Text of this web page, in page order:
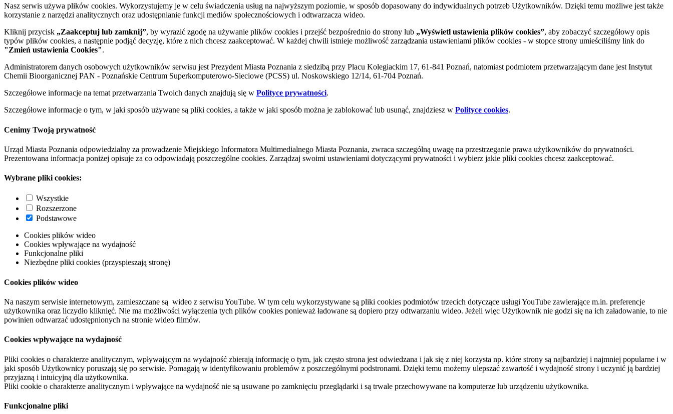
Nasz serwis używa plików cookies. Wykorzystujemy je w celu świadczenia usług na najwyższym poziomie, w sposób dopasowany do indywidualnych potrzeb Użytkowników. Dzięki temu możliwe jest także
korzystanie z narzędzi analitycznych oraz udostępnianie funkcji mediów społecznościowych i odtwarzacza wideo.
Kliknij przycisk „Zaakceptuj lub zamknij”, by wyrazić zgodę na używanie plików cookies i przejść bezpośrednio do strony lub „Wyświetl ustawienia plików cookies”, aby zobaczyć szczegółowy opis
typów plików cookies, a następnie podjąć decyzję, które z nich chcesz zaakceptować. W każdej chwili istnieje możliwość zarządzania ustawieniami plików cookies - w stopce strony umieściliśmy link do
"Zmień ustawienia Cookies".
Administratorem danych osobowych użytkowników serwisu jest Prezydent Miasta Poznania z siedzibą przy Placu Kolegiackim 17, 61-841 Poznań, natomiast podmiotem przetwarzającym dane jest Instytut
Chemii Bioorganicznej PAN - Poznańskie Centrum Superkomputerowo-Sieciowe (PCSS) ul. Noskowskiego 12/14, 61-704 Poznań.
Szczegółowe informacje na temat przetwarzania Twoich danych znajdują się w Polityce prywatności.
Szczegółowe informacje o tym, w jaki sposób używane są pliki cookies, a także w jaki sposób można je zablokować lub usunąć, znajdziesz w Polityce cookies.
Cenimy Twoją prywatność
Urząd Miasta Poznania odpowiedzialny za prowadzenie Miejskiego Informatora Multimedialnego Miasta Poznania, zwraca szczególną uwagę na przestrzeganie prawa użytkowników do prywatności.
Prezentowana informacja poniżej opisuje za co odpowiadają poszczególne cookies. Zarządzaj swoimi ustawieniami dotyczącymi prywatności i wybierz jakie pliki cookies chcesz zaakceptować.
Wybrane pliki cookies:
Wszystkie
Rozszerzone
Podstawowe
Cookies plików wideo
Cookies wpływające na wydajność
Funkcjonalne pliki
Niezbędne pliki cookies (przyspieszają stronę)
Cookies plików wideo
Na naszym serwisie internetowym, zamieszczane są wideo z serwisu YouTube. W tym celu wykorzystywane są pliki cookies podmiotów trzecich dotyczące usługi YouTube zawierające m.in. preferencje
użytkownika oraz liczydło kliknięć. Nie ma możliwości wyłączenia tych plików cookies ponieważ ładowane są dopiero przy odtwarzaniu wideo. Jeżeli więc Użytkownik nie godzi się na ich załadowanie, to nie
powinien odtwarzać udostępnionych na stronie wideo filmów.
Cookies wpływające na wydajność
Pliki cookies o charakterze analitycznym, wpływającym na wydajność zbierają informację o tym, jak często strona jest odwiedzana i jak się z niej korzysta np. które strony są najbardziej i najmniej popularne i w
jaki sposób Użytkownicy poruszają się po serwisie. Pomagają w identyfikowaniu problemów z poszczególnymi podstronami. Dzięki temu możemy ulepszać zawartość i wydajność strony i uczynić ją bardziej
przyjazną i intuicyjną dla użytkownika.
Pliki cookie o charakterze analitycznym i wpływające na wydajność nie są usuwane po zamknięciu przeglądarki i są trwale przechowywane na komputerze lub urządzeniu użytkownika.
Funkcjonalne pliki